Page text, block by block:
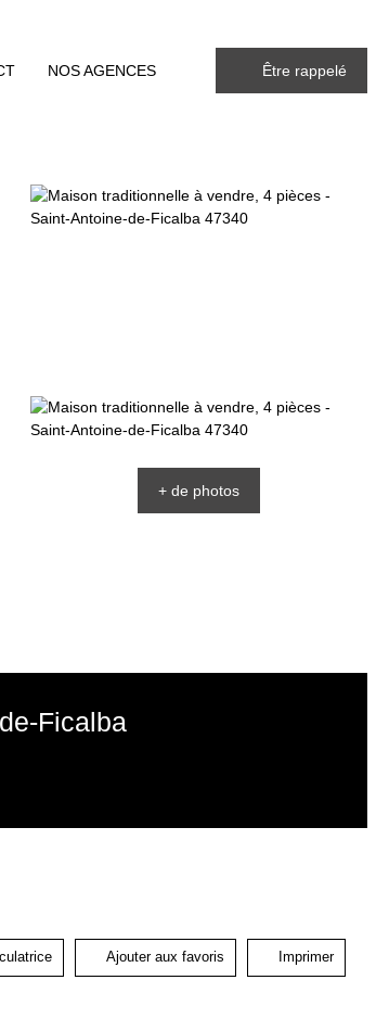
NOS AGENCES Être rappelé
+ de photos
Ficalba
Ajouter aux favoris Imprimer